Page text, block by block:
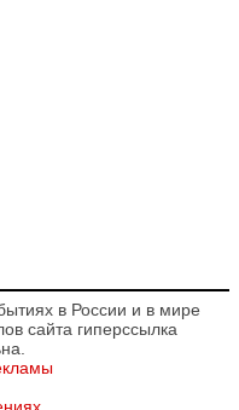
в России и в мире
сайта гиперссылка